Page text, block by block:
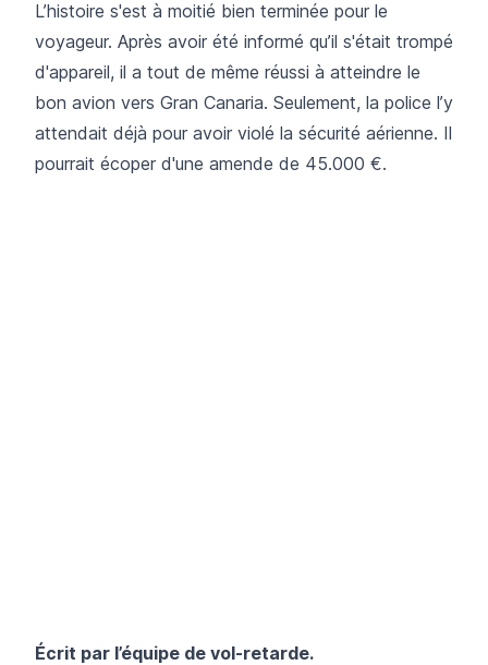
L’histoire s'est à moitié bien terminée pour le
voyageur. Après avoir été informé qu’il s'était trompé
d'appareil, il a tout de même réussi à atteindre le
bon avion vers Gran Canaria. Seulement, la police l’y
attendait déjà pour avoir violé la sécurité aérienne. Il
pourrait écoper d'une amende de 45.000 €.
Écrit par l’équipe de vol-retarde.